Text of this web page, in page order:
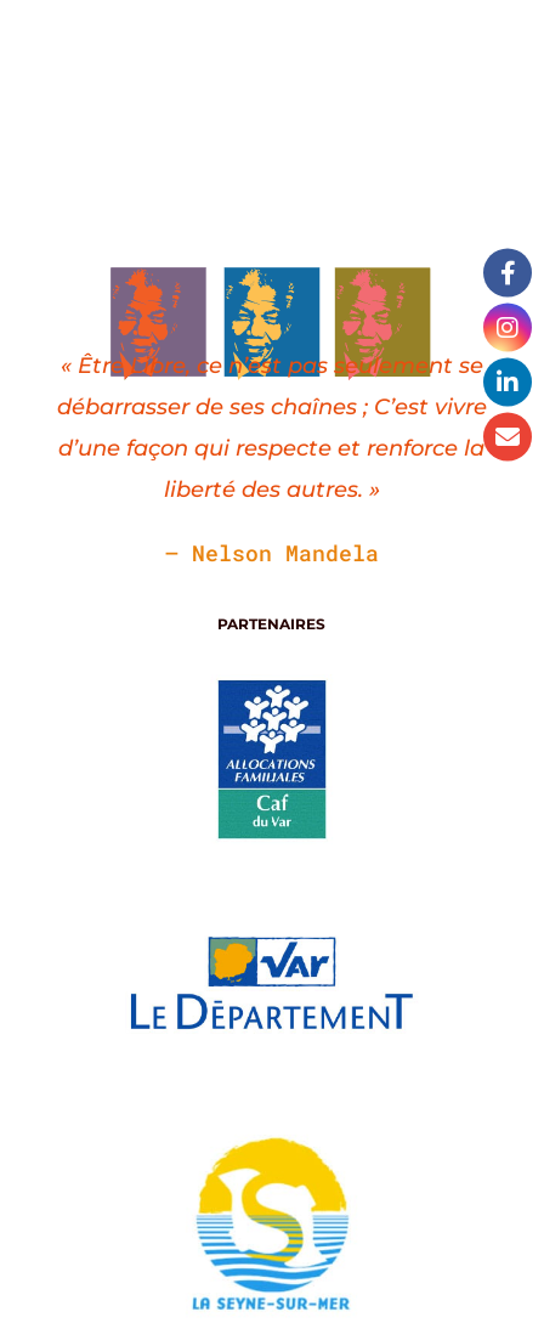
« Être Libre, ce n’est pas seulement se
débarrasser de ses chaînes ; C’est vivre
d’une façon qui respecte et renforce la
liberté des autres. »
– Nelson Mandela
PARTENAIRES